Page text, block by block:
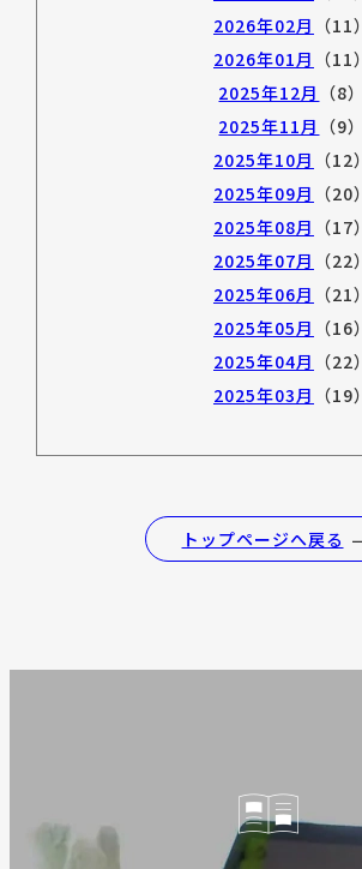
2026年02月 （11）
2026年01月 （11）
2025年12月 （8）
2025年11月 （9）
2025年10月 （12）
2025年09月 （20）
2025年08月 （17）
2025年07月 （22）
2025年06月 （21）
2025年05月 （16）
2025年04月 （22）
2025年03月 （19）
トップページへ戻る